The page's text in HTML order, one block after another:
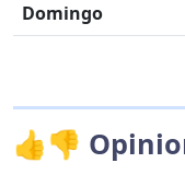
Domingo
👍👎